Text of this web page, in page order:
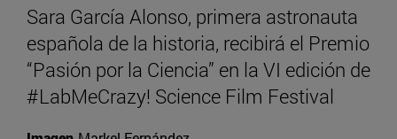
Sara García Alonso, primera astronauta
española de la historia, recibirá el Premio
“Pasión por la Ciencia” en la VI edición de
#LabMeCrazy! Science Film Festival